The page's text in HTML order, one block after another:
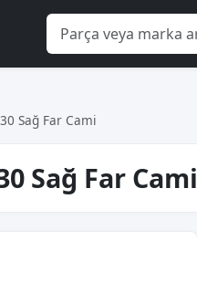
Sağ Far Cami
Sağ Far Cami